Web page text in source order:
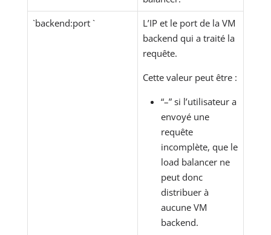
`backend:port `
L’IP et le port de la VM
backend qui a traité la
requête.
Cette valeur peut être :
“–” si l’utilisateur a
envoyé une
requête
incomplète, que le
load balancer ne
peut donc
distribuer à
aucune VM
backend.